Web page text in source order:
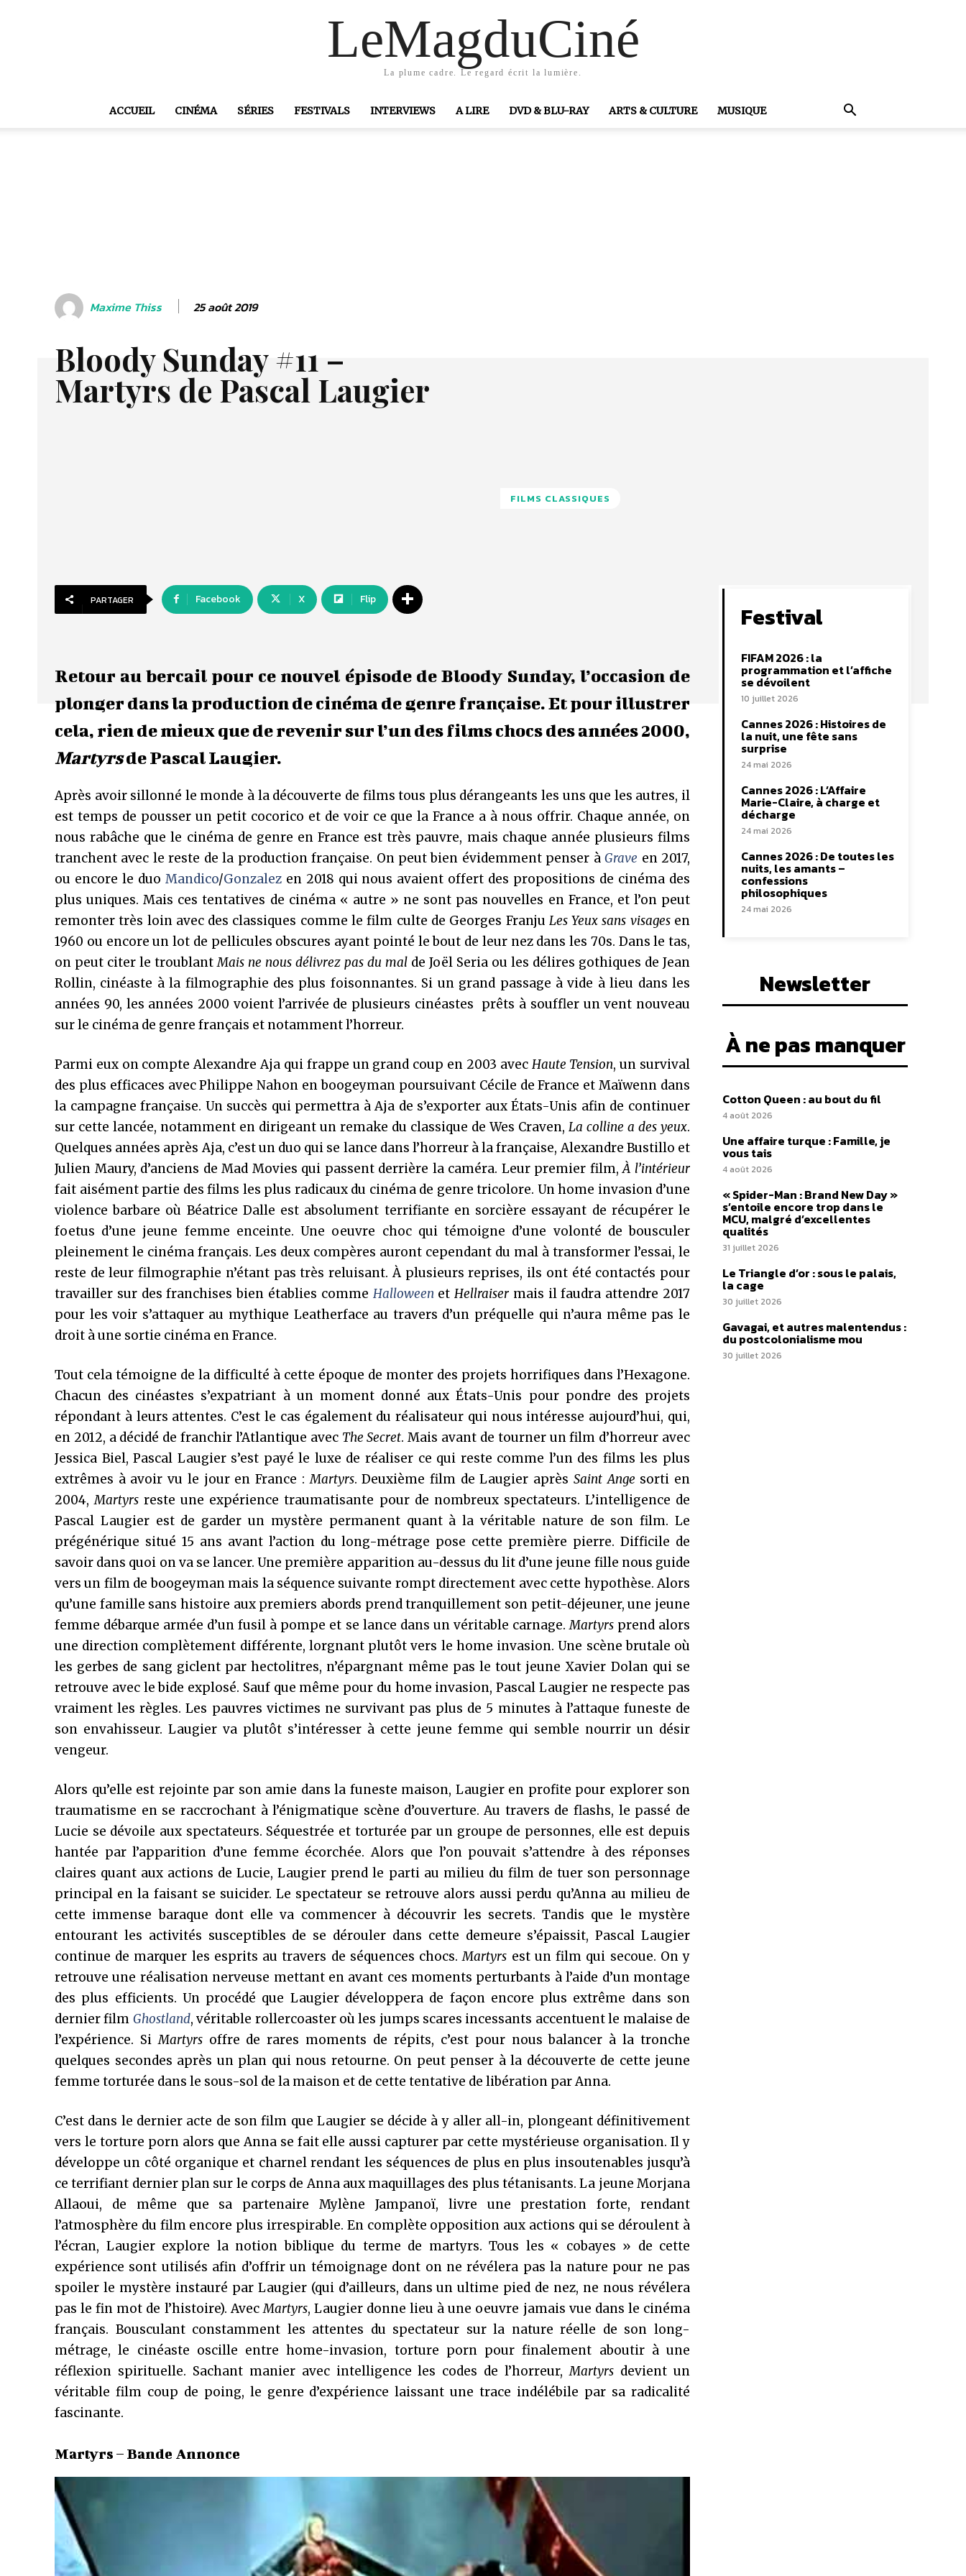
LeMagduCiné
La plume cadre. Le regard écrit la lumière.
ACCUEIL CINÉMA SÉRIES FESTIVALS INTERVIEWS A LIRE DVD & BLU-RAY ARTS & CULTURE MUSIQUE
Maxime Thiss 25 août 2019
Bloody Sunday #11 –
Martyrs de Pascal Laugier
FILMS CLASSIQUES
PARTAGER Facebook X Flip
Retour au bercail pour ce nouvel épisode de Bloody Sunday, l’occasion de
plonger dans la production de cinéma de genre française. Et pour illustrer
cela, rien de mieux que de revenir sur l’un des films chocs des années 2000,
Martyrsde Pascal Laugier.
Après avoir sillonné le monde à la découverte de films tous plus dérangeants les uns que les autres, il
est temps de pousser un petit cocorico et de voir ce que la France a à nous offrir. Chaque année, on
nous rabâche que le cinéma de genre en France est très pauvre, mais chaque année plusieurs films
tranchent avec le reste de la production française. On peut bien évidemment penser àGrave en 2017,
ou encore le duo Mandico/Gonzalezen 2018 qui nous avaient offert des propositions de cinéma des
plus uniques. Mais ces tentatives de cinéma « autre » ne sont pas nouvelles en France, et l’on peut
remonter très loin avec des classiques comme le film culte de Georges Franju Les Yeux sans visagesen
1960 ou encore un lot de pellicules obscures ayant pointé le bout de leur nez dans les 70s. Dans le tas,
on peut citer le troublantMais ne nous délivrez pas du mal de Joël Seria ou les délires gothiques de Jean
Rollin, cinéaste à la filmographie des plus foisonnantes. Si un grand passage à vide à lieu dans les
années 90, les années 2000 voient l’arrivée de plusieurs cinéastes prêts à souffler un vent nouveau
sur le cinéma de genre français et notamment l’horreur.
Parmi eux on compte Alexandre Aja qui frappe un grand coup en 2003 avec Haute Tension, un survival
des plus efficaces avec Philippe Nahon en boogeyman poursuivant Cécile de France et Maïwenn dans
la campagne française. Un succès qui permettra à Aja de s’exporter aux États-Unis afin de continuer
sur cette lancée, notamment en dirigeant un remake du classique de Wes Craven, La colline a des yeux.
Quelques années après Aja, c’est un duo qui se lance dans l’horreur à la française, Alexandre Bustillo et
Julien Maury, d’anciens de Mad Movies qui passent derrière la caméra. Leur premier film,À l’intérieur
fait aisément partie des films les plus radicaux du cinéma de genre tricolore. Un home invasion d’une
violence barbare où Béatrice Dalle est absolument terrifiante en sorcière essayant de récupérer le
foetus d’une jeune femme enceinte. Une oeuvre choc qui témoigne d’une volonté de bousculer
pleinement le cinéma français. Les deux compères auront cependant du mal à transformer l’essai, le
reste de leur filmographie n’étant pas très reluisant. À plusieurs reprises, ils ont été contactés pour
travailler sur des franchises bien établies comme HalloweenetHellraiser mais il faudra attendre 2017
pour les voir s’attaquer au mythique Leatherface au travers d’un préquelle qui n’aura même pas le
droit à une sortie cinéma en France.
Tout cela témoigne de la difficulté à cette époque de monter des projets horrifiques dans l’Hexagone.
Chacun des cinéastes s’expatriant à un moment donné aux États-Unis pour pondre des projets
répondant à leurs attentes. C’est le cas également du réalisateur qui nous intéresse aujourd’hui, qui,
en 2012, a décidé de franchir l’Atlantique avec The Secret. Mais avant de tourner un film d’horreur avec
Jessica Biel, Pascal Laugier s’est payé le luxe de réaliser ce qui reste comme l’un des films les plus
extrêmes à avoir vu le jour en France :Martyrs. Deuxième film de Laugier après Saint Ange sorti en
2004,Martyrs reste une expérience traumatisante pour de nombreux spectateurs. L’intelligence de
Pascal Laugier est de garder un mystère permanent quant à la véritable nature de son film. Le
prégénérique situé 15 ans avant l’action du long-métrage pose cette première pierre. Difficile de
savoir dans quoi on va se lancer. Une première apparition au-dessus du lit d’une jeune fille nous guide
vers un film de boogeyman mais la séquence suivante rompt directement avec cette hypothèse. Alors
qu’une famille sans histoire aux premiers abords prend tranquillement son petit-déjeuner, une jeune
femme débarque armée d’un fusil à pompe et se lance dans un véritable carnage.Martyrsprend alors
une direction complètement différente, lorgnant plutôt vers le home invasion. Une scène brutale où
les gerbes de sang giclent par hectolitres, n’épargnant même pas le tout jeune Xavier Dolan qui se
retrouve avec le bide explosé. Sauf que même pour du home invasion, Pascal Laugier ne respecte pas
vraiment les règles. Les pauvres victimes ne survivant pas plus de 5 minutes à l’attaque funeste de
son envahisseur. Laugier va plutôt s’intéresser à cette jeune femme qui semble nourrir un désir
vengeur.
Alors qu’elle est rejointe par son amie dans la funeste maison, Laugier en profite pour explorer son
traumatisme en se raccrochant à l’énigmatique scène d’ouverture. Au travers de flashs, le passé de
Lucie se dévoile aux spectateurs. Séquestrée et torturée par un groupe de personnes, elle est depuis
hantée par l’apparition d’une femme écorchée. Alors que l’on pouvait s’attendre à des réponses
claires quant aux actions de Lucie, Laugier prend le parti au milieu du film de tuer son personnage
principal en la faisant se suicider. Le spectateur se retrouve alors aussi perdu qu’Anna au milieu de
cette immense baraque dont elle va commencer à découvrir les secrets. Tandis que le mystère
entourant les activités susceptibles de se dérouler dans cette demeure s’épaissit, Pascal Laugier
continue de marquer les esprits au travers de séquences chocs.Martyrs est un film qui secoue. On y
retrouve une réalisation nerveuse mettant en avant ces moments perturbants à l’aide d’un montage
des plus efficients. Un procédé que Laugier développera de façon encore plus extrême dans son
dernier film Ghostland, véritable rollercoaster où les jumps scares incessants accentuent le malaise de
l’expérience. SiMartyrsoffre de rares moments de répits, c’est pour nous balancer à la tronche
quelques secondes après un plan qui nous retourne. On peut penser à la découverte de cette jeune
femme torturée dans le sous-sol de la maison et de cette tentative de libération par Anna.
C’est dans le dernier acte de son film que Laugier se décide à y aller all-in, plongeant définitivement
vers le torture porn alors que Anna se fait elle aussi capturer par cette mystérieuse organisation. Il y
développe un côté organique et charnel rendant les séquences de plus en plus insoutenables jusqu’à
ce terrifiant dernier plan sur le corps de Anna aux maquillages des plus tétanisants. La jeune Morjana
Allaoui, de même que sa partenaire Mylène Jampanoï, livre une prestation forte, rendant
l’atmosphère du film encore plus irrespirable. En complète opposition aux actions qui se déroulent à
l’écran, Laugier explore la notion biblique du terme de martyrs. Tous les « cobayes » de cette
expérience sont utilisés afin d’offrir un témoignage dont on ne révélera pas la nature pour ne pas
spoiler le mystère instauré par Laugier (qui d’ailleurs, dans un ultime pied de nez, ne nous révélera
pas le fin mot de l’histoire). AvecMartyrs, Laugier donne lieu à une oeuvre jamais vue dans le cinéma
français. Bousculant constamment les attentes du spectateur sur la nature réelle de son long-
métrage, le cinéaste oscille entre home-invasion, torture porn pour finalement aboutir à une
réflexion spirituelle. Sachant manier avec intelligence les codes de l’horreur,Martyrs devient un
véritable film coup de poing, le genre d’expérience laissant une trace indélébile par sa radicalité
fascinante.
Martyrs – Bande Annonce
Festival
FIFAM 2026 : la
programmation et l’affiche
se dévoilent
10 juillet 2026
Cannes 2026 : Histoires de
la nuit, une fête sans
surprise
24 mai 2026
Cannes 2026 : L’Affaire
Marie-Claire, à charge et
décharge
24 mai 2026
Cannes 2026 : De toutes les
nuits, les amants –
confessions
philosophiques
24 mai 2026
Newsletter
À ne pas manquer
Cotton Queen : au bout du fil
4 août 2026
Une affaire turque : Famille, je
vous tais
4 août 2026
« Spider-Man : Brand New Day »
s’entoile encore trop dans le
MCU, malgré d’excellentes
qualités
31 juillet 2026
Le Triangle d’or : sous le palais,
la cage
30 juillet 2026
Gavagai, et autres malentendus :
du postcolonialisme mou
30 juillet 2026